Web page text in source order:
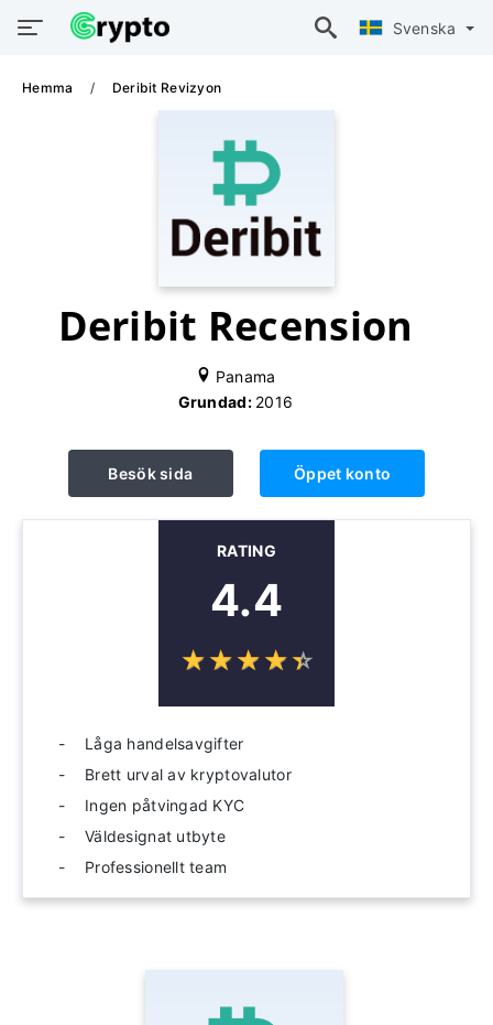
Svenska
Hemma Deribit Revizyon
Deribit Recension
Panama
Grundad: 2016
Besök sida Öppet konto
RATING
4.4
☆☆☆☆☆
★★★★★
Låga handelsavgifter
Brett urval av kryptovalutor
Ingen påtvingad KYC
Väldesignat utbyte
Professionellt team